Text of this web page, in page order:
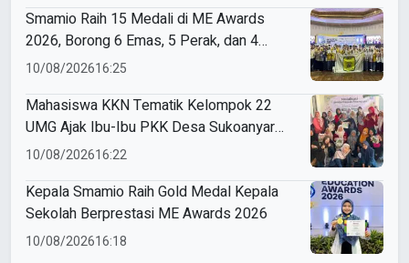
Smamio Raih 15 Medali di ME Awards
2026, Borong 6 Emas, 5 Perak, dan 4
Perunggu
10/08/202616:25
Mahasiswa KKN Tematik Kelompok 22
UMG Ajak Ibu-Ibu PKK Desa Sukoanyar
Berkreasi dengan Ecoprint
10/08/202616:22
Kepala Smamio Raih Gold Medal Kepala
Sekolah Berprestasi ME Awards 2026
10/08/202616:18